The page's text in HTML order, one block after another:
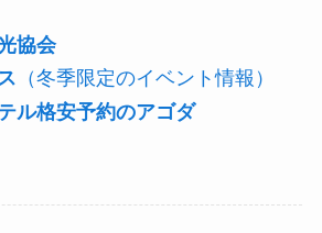
協会
（冬季限定のイベント情報）
ル格安予約のアゴダ